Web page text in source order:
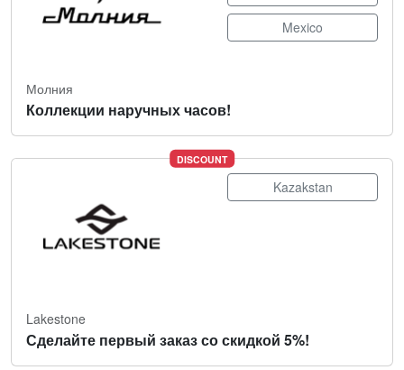
Mexico
Молния
Коллекции наручных часов!
DISCOUNT
Kazakstan
Lakestone
Сделайте первый заказ со скидкой 5%!